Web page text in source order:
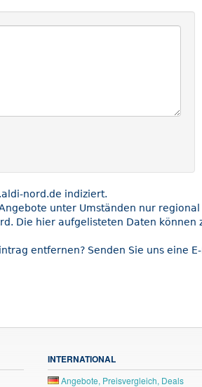
nord.de indiziert.
unter Umständen nur
Die hier aufgelisteten Daten
entfernen? Senden Sie uns eine
INTERNATIONAL
Angebote, Preisvergleich, Deals